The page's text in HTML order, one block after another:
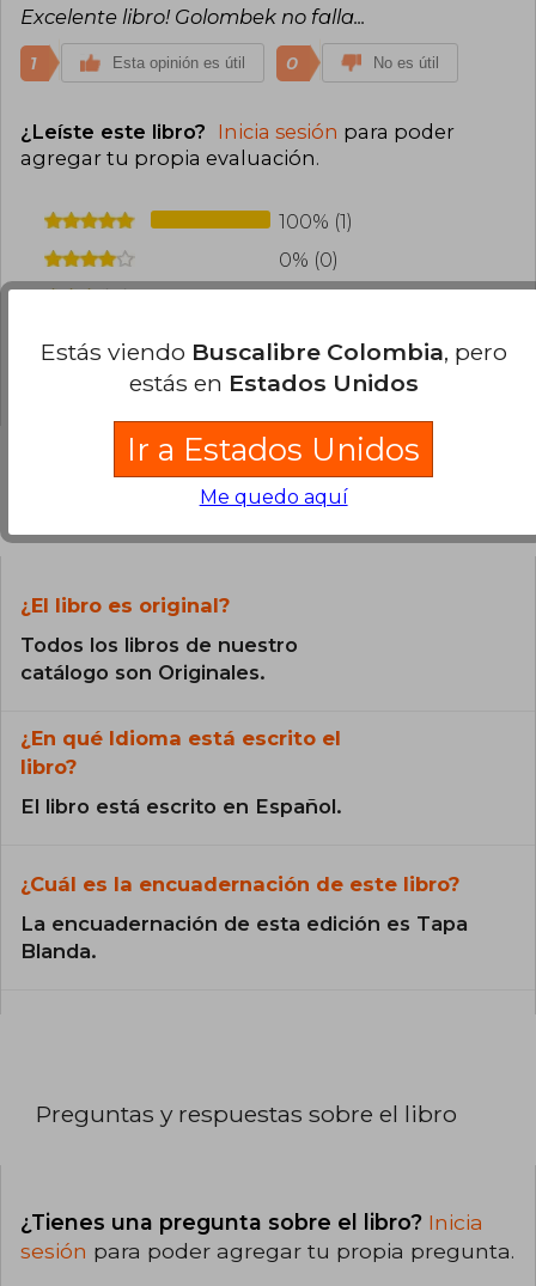
Excelente libro! Golombek no falla...
1 Esta opinión es útil 0 No es útil
¿Leíste este libro? Inicia sesión para poder
agregar tu propia evaluación.
100% (1)
0% (0)
0% (0)
0% (0)
Preguntas frecuentes sobre el libro
¿El libro es original?
Todos los libros de nuestro
catálogo son Originales.
¿En qué Idioma está escrito el
libro?
El libro está escrito en Español.
¿Cuál es la encuadernación de este libro?
La encuadernación de esta edición es Tapa
Blanda.
Preguntas y respuestas sobre el libro
¿Tienes una pregunta sobre el libro? Inicia
sesión para poder agregar tu propia pregunta.
Estás viendo Buscalibre Colombia, pero
estás en Estados Unidos
Ir a Estados Unidos
Me quedo aquí